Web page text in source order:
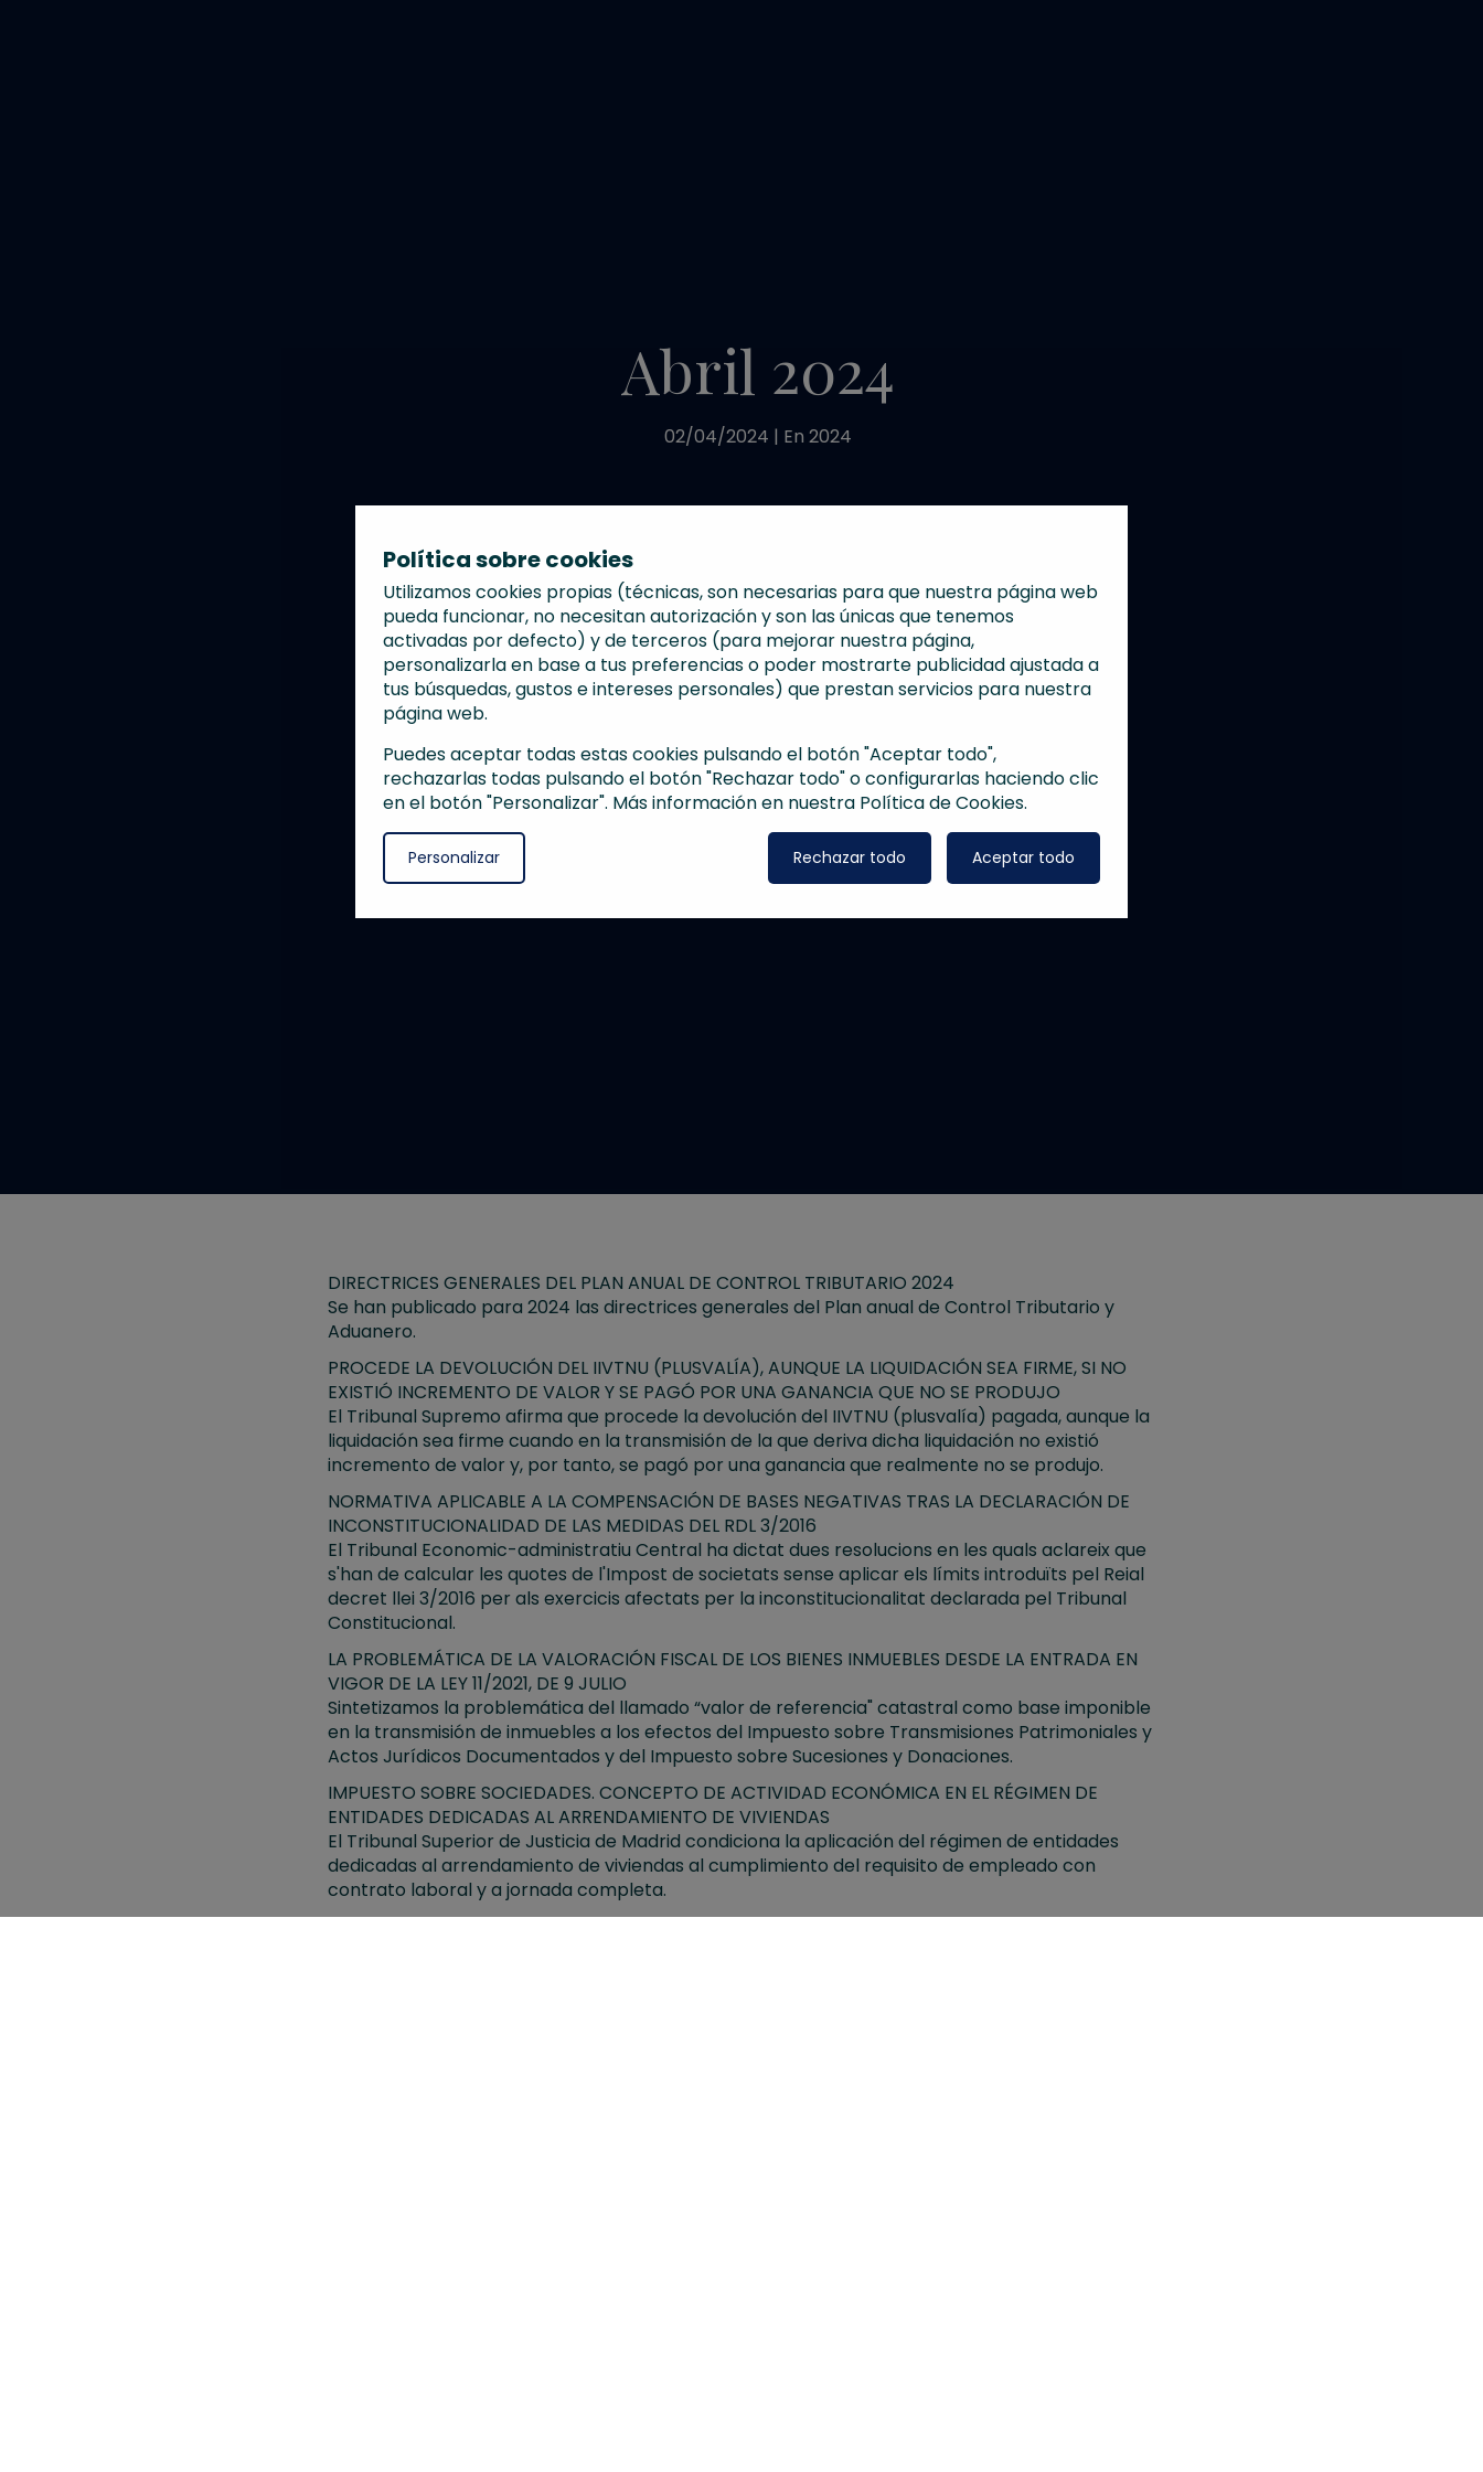
Abril 2024
02/04/2024 | En 2024
DIRECTRICES GENERALES DEL PLAN ANUAL DE CONTROL TRIBUTARIO 2024
Se han publicado para 2024 las directrices generales del Plan anual de Control Tributario y
Aduanero.
PROCEDE LA DEVOLUCIÓN DEL IIVTNU (PLUSVALÍA), AUNQUE LA LIQUIDACIÓN SEA FIRME, SI NO
EXISTIÓ INCREMENTO DE VALOR Y SE PAGÓ POR UNA GANANCIA QUE NO SE PRODUJO
El Tribunal Supremo afirma que procede la devolución del IIVTNU (plusvalía) pagada, aunque la
liquidación sea firme cuando en la transmisión de la que deriva dicha liquidación no existió
incremento de valor y, por tanto, se pagó por una ganancia que realmente no se produjo.
NORMATIVA APLICABLE A LA COMPENSACIÓN DE BASES NEGATIVAS TRAS LA DECLARACIÓN DE
INCONSTITUCIONALIDAD DE LAS MEDIDAS DEL RDL 3/2016
El Tribunal Economic-administratiu Central ha dictat dues resolucions en les quals aclareix que
s'han de calcular les quotes de l'Impost de societats sense aplicar els límits introduïts pel Reial
decret llei 3/2016 per als exercicis afectats per la inconstitucionalitat declarada pel Tribunal
Constitucional.
LA PROBLEMÁTICA DE LA VALORACIÓN FISCAL DE LOS BIENES INMUEBLES DESDE LA ENTRADA EN
VIGOR DE LA LEY 11/2021, DE 9 JULIO
Sintetizamos la problemática del llamado “valor de referencia" catastral como base imponible
en la transmisión de inmuebles a los efectos del Impuesto sobre Transmisiones Patrimoniales y
Actos Jurídicos Documentados y del Impuesto sobre Sucesiones y Donaciones.
IMPUESTO SOBRE SOCIEDADES. CONCEPTO DE ACTIVIDAD ECONÓMICA EN EL RÉGIMEN DE
ENTIDADES DEDICADAS AL ARRENDAMIENTO DE VIVIENDAS
El Tribunal Superior de Justicia de Madrid condiciona la aplicación del régimen de entidades
dedicadas al arrendamiento de viviendas al cumplimiento del requisito de empleado con
contrato laboral y a jornada completa.
NO SON DEDUCIBLES LAS CUOTAS REPERCUTIDAS EN EL IMPUESTO SOBRE EL VALOR AÑADIDO
Política sobre cookies
Utilizamos cookies propias (técnicas, son necesarias para que nuestra página web
pueda funcionar, no necesitan autorización y son las únicas que tenemos
activadas por defecto) y de terceros (para mejorar nuestra página,
personalizarla en base a tus preferencias o poder mostrarte publicidad ajustada a
tus búsquedas, gustos e intereses personales) que prestan servicios para nuestra
página web.
Puedes aceptar todas estas cookies pulsando el botón "Aceptar todo",
rechazarlas todas pulsando el botón "Rechazar todo" o configurarlas haciendo clic
en el botón "Personalizar". Más información en nuestra Política de Cookies.
Personalizar Rechazar todo Aceptar todo